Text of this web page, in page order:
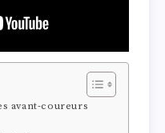
avant-coureurs